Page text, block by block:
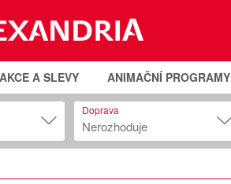
AKCE A SLEVY ANIMAČNÍ PROGRAMY
Doprava
Nerozhoduje